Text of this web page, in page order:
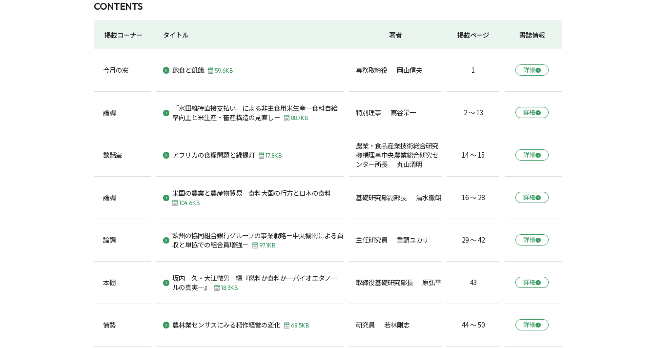
CONTENTS
掲載コーナー タイトル 著者 掲載ページ 書誌情報
今月の窓 飽食と飢餓 59.6KB 専務取締役 岡山信夫 1 詳細
論調
「水田維持直接支払い」による非主食用米生産－食料自給
率向上と米生産・畜産構造の見直し－
88.7KB
特別理事 蔦谷栄一 2 ～ 13 詳細
談話室 アフリカの食糧問題と緑提灯 17.8KB
農業・食品産業技術総合研究
機構理事中央農業総合研究セ
ンター所長 丸山清明
14 ～ 15 詳細
論調 米国の農業と農産物貿易－食料大国の行方と日本の食料－
104.6KB
基礎研究部副部長 清水徹朗 16 ～ 28 詳細
論調
欧州の協同組合銀行グループの事業戦略－中央機関による買
収と単協での組合員増強－
97.1KB
主任研究員 重頭ユカリ 29 ～ 42 詳細
本棚
坂内 久・大江徹男 編『燃料か食料か―バイオエタノー
ルの真実―』
18.3KB
取締役基礎研究部長 原弘平 43 詳細
情勢 農林業センサスにみる稲作経営の変化 68.5KB 研究員 若林剛志 44 ～ 50 詳細